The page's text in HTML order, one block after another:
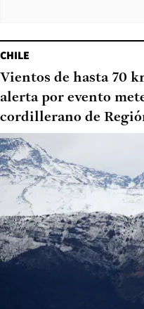
CHILE
Vientos de hasta 70
alerta por evento
cordillerano de